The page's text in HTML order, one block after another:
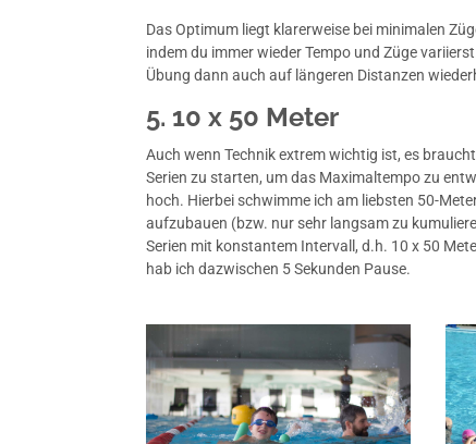
Das Optimum liegt klarerweise bei minimalen
indem du immer wieder Tempo und Züge
Übung dann auch auf längeren Distanzen
5. 10 x 50 Meter
Auch wenn Technik extrem wichtig ist, es
Serien zu starten, um das Maximaltempo zu
hoch. Hierbei schwimme ich am liebsten 50-
aufzubauen (bzw. nur sehr langsam zu
Serien mit konstantem Intervall, d.h. 10 x 50
hab ich dazwischen 5 Sekunden Pause.